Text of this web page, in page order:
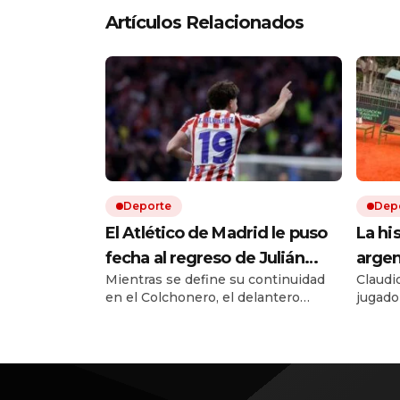
Artículos Relacionados
Deporte
El Atlético de Madrid le puso
fecha al regreso de Julián
Álvarez a los entrenamientos:
cómo sigue la novela del
Mientras se define su continuidad
en el Colchonero, el delantero
La
Monte